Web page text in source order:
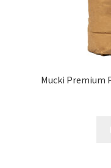
Mucki Premium